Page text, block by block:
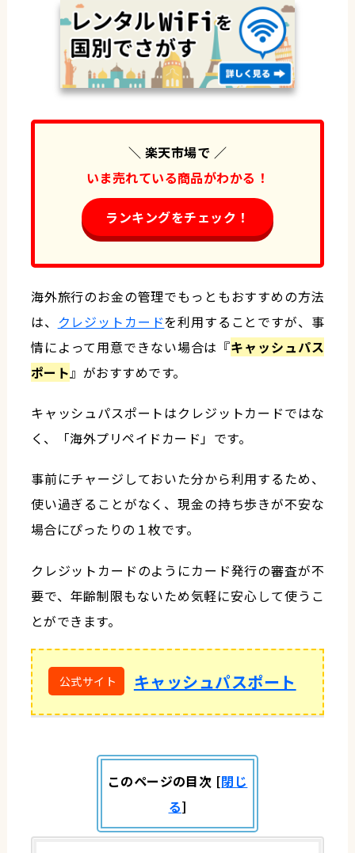
＼ 楽天市場で ／
いま売れている商品がわかる！
ランキングをチェック！
海外旅行のお金の管理でもっともおすすめの方法
は、 クレジットカードを利用することですが、事
情によって用意できない場合は『キャッシュパス
ポート』がおすすめです。
キャッシュパスポートはクレジットカードではな
く、「海外プリペイドカード」です。
事前にチャージしておいた分から利用するため、
使い過ぎることがなく、現金の持ち歩きが不安な
場合にぴったりの１枚です。
クレジットカードのようにカード発行の審査が不
要で、年齢制限もないため気軽に安心して使うこ
とができます。
キャッシュパスポート
このページの目次 [閉じ
る]